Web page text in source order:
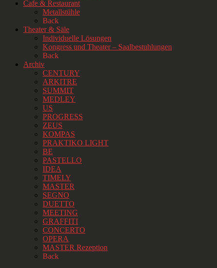
Cafe & Restaurant
Metallstühle
Back
Theater & Säle
Individuelle Lösungen
Kongress und Theater – Saalbestuhlungen
Back
Archiv
CENTURY
ARKITRE
SUMMIT
MEDLEY
US
PROGRESS
ZEUS
KOMPAS
PRAKTIKO LIGHT
BE
PASTELLO
IDEA
TIMELY
MASTER
SEGNO
DUETTO
MEETING
GRAFFITI
CONCERTO
OPERA
MASTER Rezeption
Back